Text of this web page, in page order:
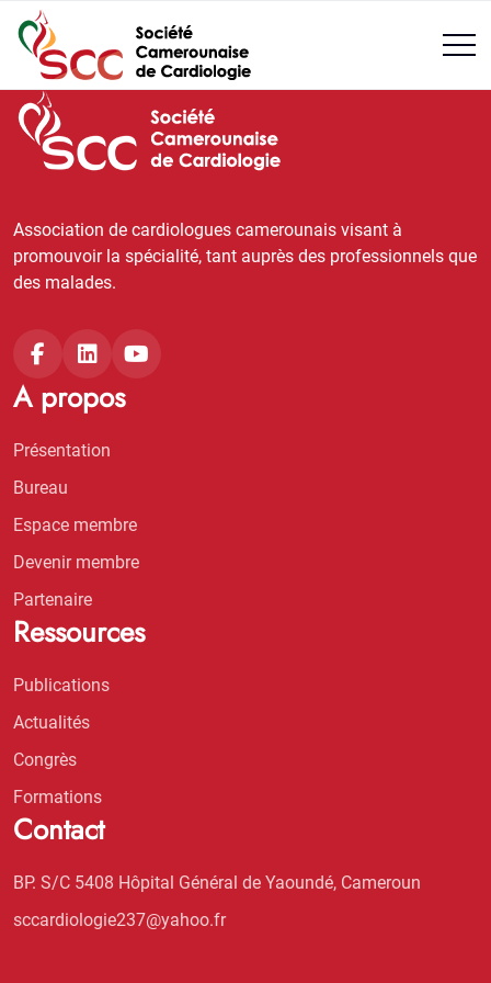
Association de cardiologues camerounais visant à
promouvoir la spécialité, tant auprès des professionnels que
des malades.
A propos
Présentation
Bureau
Espace membre
Devenir membre
Partenaire
Ressources
Publications
Actualités
Congrès
Formations
Contact
BP. S/C 5408 Hôpital Général de Yaoundé, Cameroun
sccardiologie237@yahoo.fr